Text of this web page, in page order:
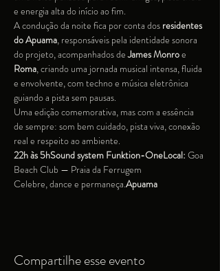
e energia alta do início ao fim.
A condução da noite fica por conta dos residentes
do Apuama, responsáveis pela identidade sonora
do projeto, acompanhados de James Monro e
Roma, criando uma jornada musical intensa, fluida
e envolvente, com techno e música eletrônica
guiando a pista sem pausas.
Uma edição comemorativa, mas com a essência
de sempre: som bem cuidado, pista viva, conexão
real e respeito ao ambiente.
22h às 5hSound system Funktion-OneLocal: Goa
Beach Club — Praia da Ferrugem
Celebre, dance e permaneça.Apuama
Compartilhe esse evento